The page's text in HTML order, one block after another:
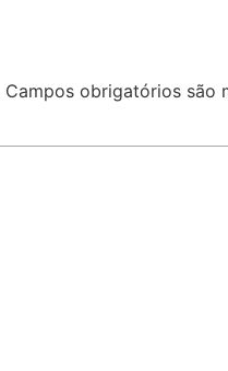
Campos obrigatórios são